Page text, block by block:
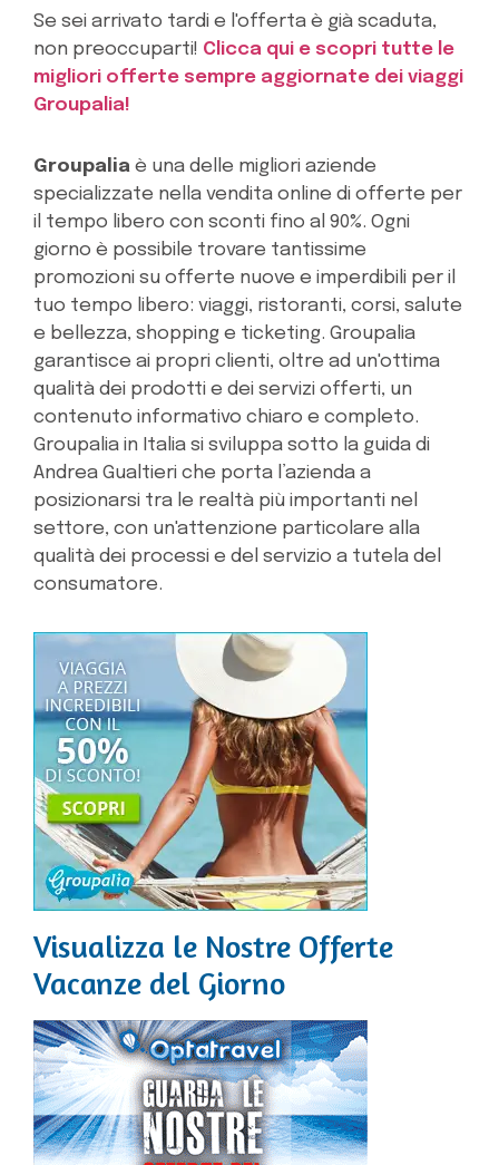
Se sei arrivato tardi e l'offerta è già scaduta,
non preoccuparti! Clicca qui e scopri tutte le
migliori offerte sempre aggiornate dei viaggi
Groupalia!
Groupalia è una delle migliori aziende
specializzate nella vendita online di offerte per
il tempo libero con sconti fino al 90%. Ogni
giorno è possibile trovare tantissime
promozioni su offerte nuove e imperdibili per il
tuo tempo libero: viaggi, ristoranti, corsi, salute
e bellezza, shopping e ticketing. Groupalia
garantisce ai propri clienti, oltre ad un'ottima
qualità dei prodotti e dei servizi offerti, un
contenuto informativo chiaro e completo.
Groupalia in Italia si sviluppa sotto la guida di
Andrea Gualtieri che porta l’azienda a
posizionarsi tra le realtà più importanti nel
settore, con un'attenzione particolare alla
qualità dei processi e del servizio a tutela del
consumatore.
Visualizza le Nostre Offerte
Vacanze del Giorno